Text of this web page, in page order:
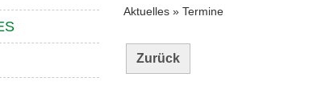
Aktuelles » Termine
Zurück